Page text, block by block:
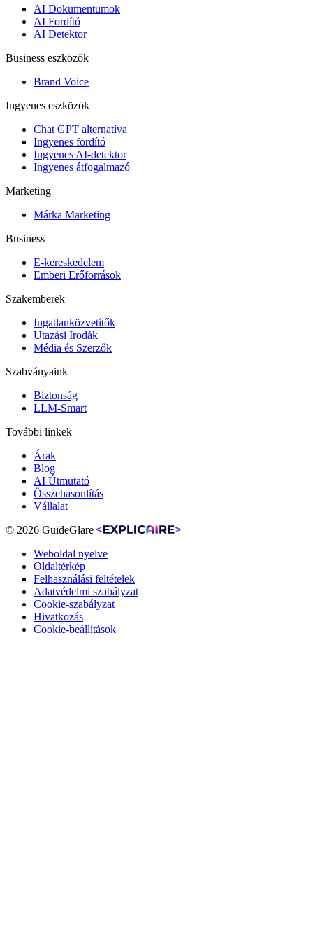
AI Dokumentumok
AI Fordító
AI Detektor
Business eszközök
Brand Voice
Ingyenes eszközök
Chat GPT alternatíva
Ingyenes fordító
Ingyenes AI-detektor
Ingyenes átfogalmazó
Marketing
Márka Marketing
Business
E-kereskedelem
Emberi Erőforrások
Szakemberek
Ingatlanközvetítők
Utazási Irodák
Média és Szerzők
Szabványaink
Biztonság
LLM-Smart
További linkek
Árak
Blog
AI Útmutató
Összehasonlítás
Vállalat
© 2026 GuideGlare
Weboldal nyelve
Oldaltérkép
Felhasználási feltételek
Adatvédelmi szabályzat
Cookie-szabályzat
Hivatkozás
Cookie-beállítások